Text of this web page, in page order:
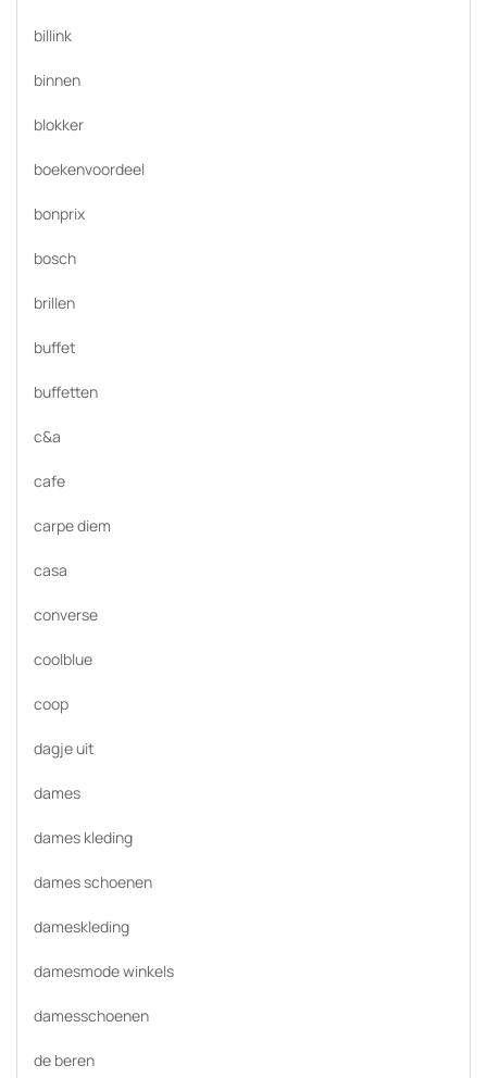
billink
binnen
blokker
boekenvoordeel
bonprix
bosch
brillen
buffet
buffetten
c&a
cafe
carpe diem
casa
converse
coolblue
coop
dagje uit
dames
dames kleding
dames schoenen
dameskleding
damesmode winkels
damesschoenen
de beren